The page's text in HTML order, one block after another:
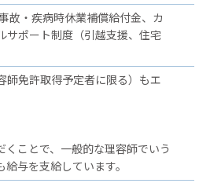
故・疾病時休業補償給付金、カ
サポート制度（引越支援、住宅
師免許取得予定者に限る）もエ
ことで、一般的な理容師でいう
与を支給しています。